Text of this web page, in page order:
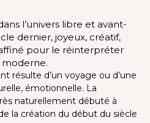
l’univers libre et avant-
dernier, joyeux, créatif,
pour le réinterpréter
moderne.
résulte d’un voyage ou d’une
émotionnelle. La
naturellement débuté à
la création du début du siècle